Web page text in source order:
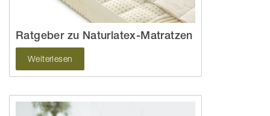
Ratgeber zu Naturlatex-Matratzen
Weiterlesen